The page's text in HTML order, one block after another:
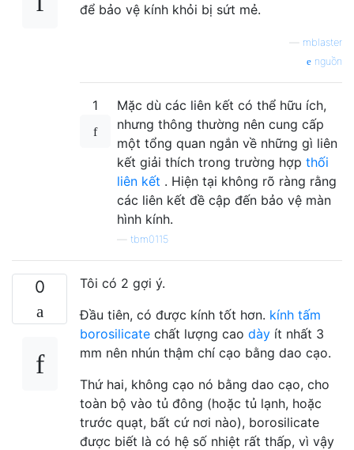
để bảo vệ kính khỏi bị sứt mẻ.
mblaster
nguồn
1
Mặc dù các liên kết có thể hữu ích,
nhưng thông thường nên cung cấp
một tổng quan ngắn về những gì liên
kết giải thích trong trường hợp thối
liên kết . Hiện tại không rõ ràng rằng
các liên kết đề cập đến bảo vệ màn
hình kính.
tbm0115
0
Tôi có 2 gợi ý.
Đầu tiên, có được kính tốt hơn. kính tấm
borosilicate chất lượng cao dày ít nhất 3
mm nên nhún thậm chí cạo bằng dao cạo.
Thứ hai, không cạo nó bằng dao cạo, cho
toàn bộ vào tủ đông (hoặc tủ lạnh, hoặc
trước quạt, bất cứ nơi nào), borosilicate
được biết là có hệ số nhiệt rất thấp, vì vậy